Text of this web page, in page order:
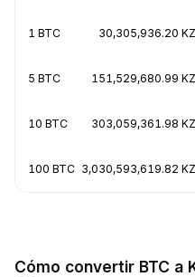
1 BTC 30,305,936.20
5 BTC 151,529,680.99
10 BTC 303,059,361.98
100 BTC 3,030,593,619.82
Cómo convertir BTC a